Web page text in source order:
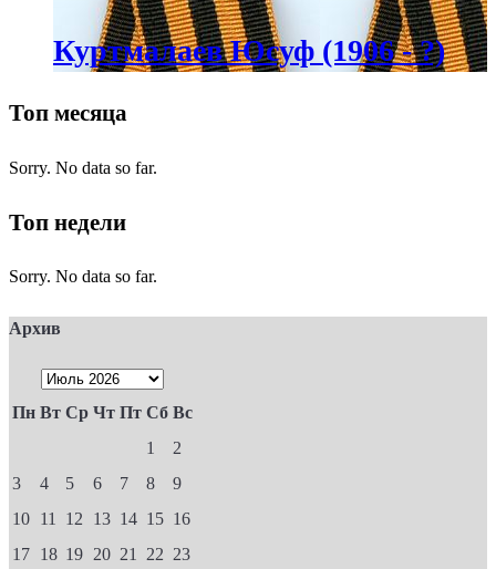
Куртмалаев Юсуф (1906 - ?)
Топ месяца
Sorry. No data so far.
Топ недели
Sorry. No data so far.
Архив
Пн Вт Ср Чт Пт Сб Вс
1
2
3
4 5 6 7 8
9
10 11 12 13 14 15 16
17 18 19 20 21 22 23